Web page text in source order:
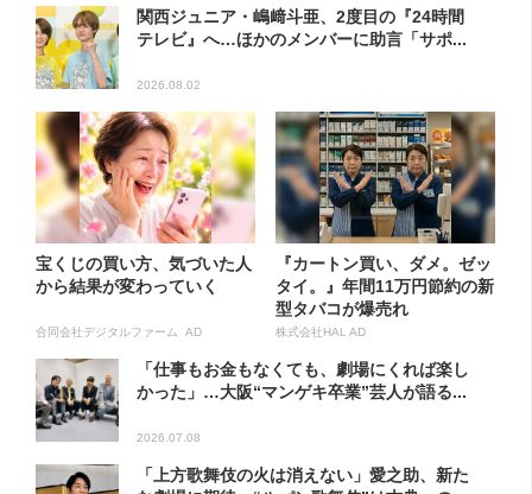
関西ジュニア・嶋﨑斗亜、2度目の『24時間
テレビ』へ…ほかのメンバーに助言「サポ...
2026.08.02
宝くじの買い方、気づいた人
から結果が変わっていく
合同会社デジタルファーム AD
『カートン買い、ダメ。ゼッ
タイ。』年間11万円節約の新
型タバコが爆売れ
株式会社HAL AD
「仕事もお金もなくても、劇場にくれば楽し
かった」…大阪“マンゲキ卒業”芸人が語る...
2026.07.08
「上方歌舞伎の火は消えない」愛之助、新た